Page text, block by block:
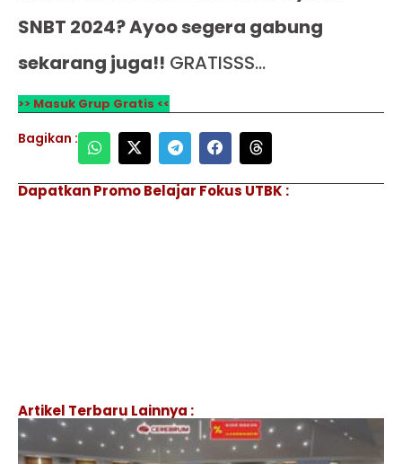
SNBT 2024? Ayoo segera gabung
sekarang juga!! GRATISSS…
>> Masuk Grup Gratis <<
Bagikan :
Dapatkan Promo Belajar Fokus UTBK :
Artikel Terbaru Lainnya :